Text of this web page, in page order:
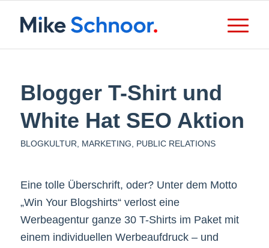
Blogger T-Shirt und
White Hat SEO Aktion
BLOGKULTUR MARKETING PUBLIC RELATIONS
Eine tolle Überschrift, oder? Unter dem Motto
„Win Your Blogshirts“ verlost eine
Werbeagentur ganze 30 T-Shirts im Paket mit
einem individuellen Werbeaufdruck – und